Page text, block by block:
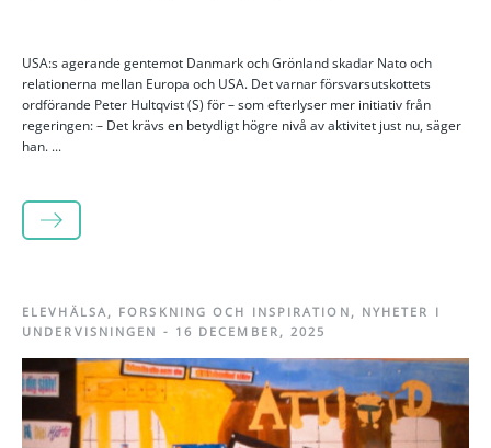
USA:s agerande gentemot Danmark och Grönland skadar Nato och
relationerna mellan Europa och USA. Det varnar försvarsutskottets
ordförande Peter Hultqvist (S) för – som efterlyser mer initiativ från
regeringen: – Det krävs en betydligt högre nivå av aktivitet just nu, säger
han. ...
LÄS MER
ELEVHÄLSA , FORSKNING OCH INSPIRATION , NYHETER I
UNDERVISNINGEN - 16 DECEMBER, 2025